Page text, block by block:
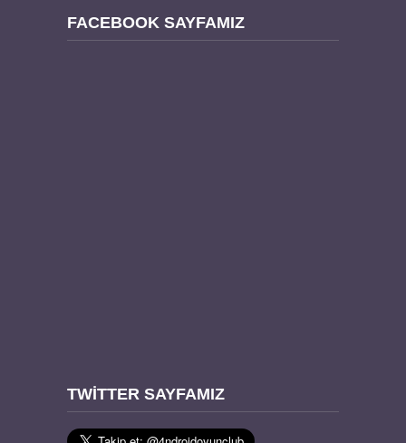
FACEBOOK SAYFAMIZ
TWITTER SAYFAMIZ